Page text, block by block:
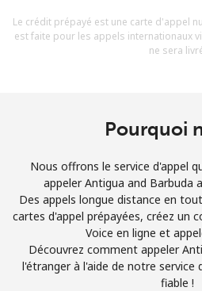
Identifiez-vous ou
Le crédit prépayé est une carte d'appel
est faite pour les appels internationaux
ne sera
Pourquoi
Nous offrons le service d'appel
appeler Antigua and Barbuda
Des appels longue distance en
cartes d'appel prépayées, créez un
Voice en ligne et
Découvrez comment appeler
l'étranger à l'aide de notre service
fiable !